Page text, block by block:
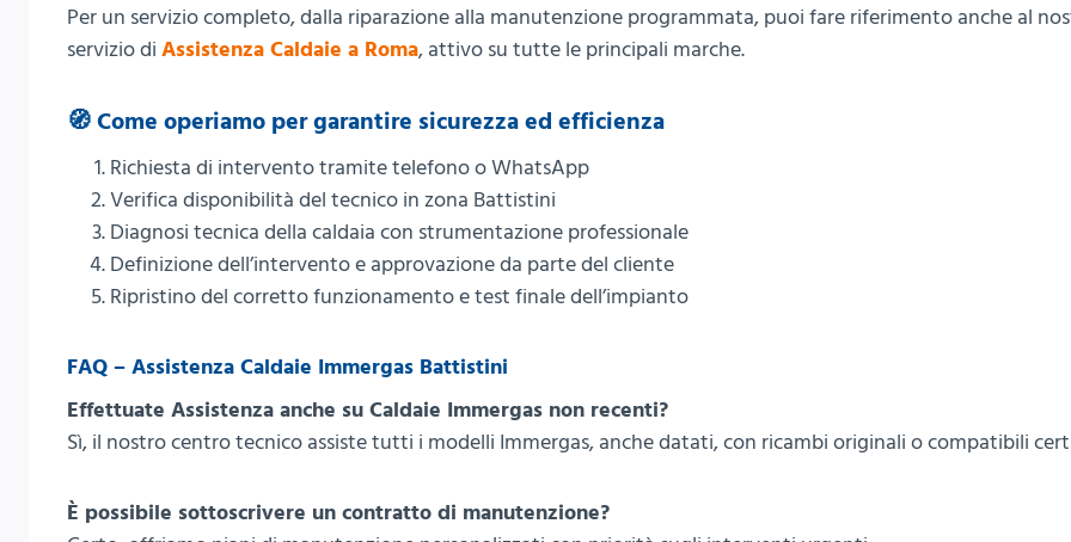
Per un servizio completo, dalla riparazione alla manutenzione programmata, puoi fare riferimento anche al
servizio di Assistenza Caldaie a Roma, attivo su tutte le principali marche.
🧭 Come operiamo per garantire sicurezza ed efficienza
Richiesta di intervento tramite telefono o WhatsApp
Verifica disponibilità del tecnico in zona Battistini
Diagnosi tecnica della caldaia con strumentazione professionale
Definizione dell’intervento e approvazione da parte del cliente
Ripristino del corretto funzionamento e test finale dell’impianto
FAQ – Assistenza Caldaie Immergas Battistini
Effettuate Assistenza anche su Caldaie Immergas non recenti?
Sì, il nostro centro tecnico assiste tutti i modelli Immergas, anche datati, con ricambi originali o compatibili
È possibile sottoscrivere un contratto di manutenzione?